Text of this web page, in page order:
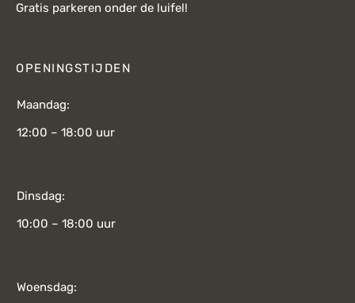
Gratis parkeren onder de luifel!
OPENINGSTIJDEN
Maandag:
12:00 – 18:00 uur
Dinsdag:
10:00 – 18:00 uur
Woensdag: